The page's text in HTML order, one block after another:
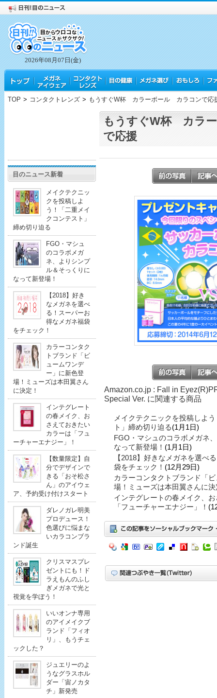
2026年08月07日(金)
TOP > コンタクトレンズ > もうすぐW杯 カラーボール カラコンで応
目のニュース新着
メイクテクニッ
クを投稿しよ
う！「二重メイ
クコンテスト」
締め切り迫る
FGO・マシュ
のコラボメガ
ネ、よりシンプ
ル＆そっくりに
なって新登場！
【2018】好き
なメガネを選べ
る！スーパーお
得なメガネ福袋
をチェック！
カラーコンタク
トブランド「ビ
ュームワンデ
ー」に新色登
場！ミューズは本田翼さん
に決定！
インテグレート
の春メイク、お
さえておきたい
カラーは「フュ
ーチャーエナジー」！
【数量限定】自
分でデザインで
きる「おそ松さ
ん」のアイウェ
ア、予約受け付けスタート
ダレノガレ明美
プロデュース！
色選びに悩まな
いカラコンブラ
ンド誕生
クリスマスプレ
ゼントにも！ド
ラえもんのふし
ぎメガネで光と
視覚を学ぼう！
いいオンナ専用
のアイメイクブ
ランド「フィオ
リ」、もうチェ
ックした？
ジュエリーのよ
うなグラスホル
ダー「宙ノカタ
チ」新発売
もうすぐW杯 カラ
で応援
Amazon.co.jp : Fall in
Special Ver. に関連する商品
メイクテクニックを投稿しよ
ト」締め切り迫る(1月1日)
FGO・マシュのコラボメガネ
なって新登場！ (1月1日)
【2018】好きなメガネを選べ
袋をチェック！ (12月29日)
カラーコンタクトブランド「
場！ミューズは本田翼さんに決
インテグレートの春メイク、
「フューチャーエナジー」！